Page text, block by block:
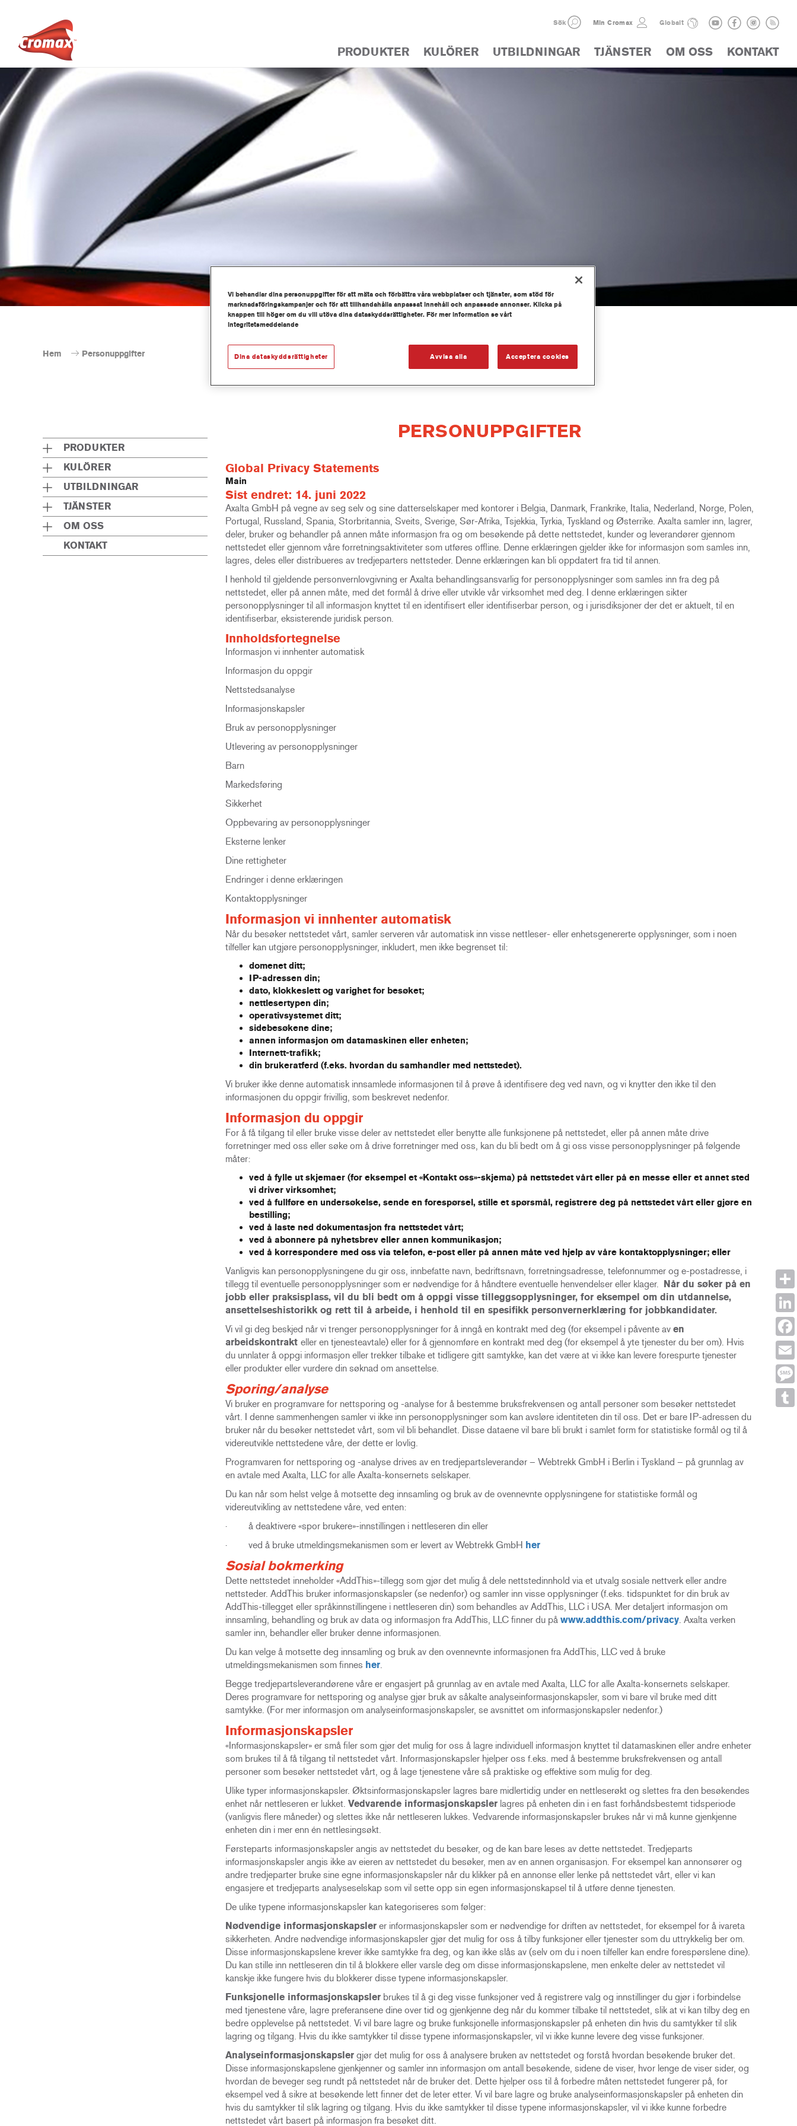
Sök Min Cromax Globalt
PRODUKTER KULÖRER UTBILDNINGAR TJÄNSTER OM OSS KONTAKT
Hem Personuppgifter
PRODUKTER
KULÖRER
UTBILDNINGAR
TJÄNSTER
OM OSS
KONTAKT
PERSONUPPGIFTER
Global Privacy Statements
Main
Sist endret: 14. juni 2022
Axalta GmbH på vegne av seg selv og sine datterselskaper med kontorer i Belgia, Danmark, Frankrike, Italia, Nederland, Norge, Polen,
Portugal, Russland, Spania, Storbritannia, Sveits, Sverige, Sør-Afrika, Tsjekkia, Tyrkia, Tyskland og Østerrike. Axalta samler inn, lagrer,
deler, bruker og behandler på annen måte informasjon fra og om besøkende på dette nettstedet, kunder og leverandører gjennom
nettstedet eller gjennom våre forretningsaktiviteter som utføres offline. Denne erklæringen gjelder ikke for informasjon som samles inn,
lagres, deles eller distribueres av tredjeparters nettsteder. Denne erklæringen kan bli oppdatert fra tid til annen.
I henhold til gjeldende personvernlovgivning er Axalta behandlingsansvarlig for personopplysninger som samles inn fra deg på
nettstedet, eller på annen måte, med det formål å drive eller utvikle vår virksomhet med deg. I denne erklæringen sikter
personopplysninger til all informasjon knyttet til en identifisert eller identifiserbar person, og i jurisdiksjoner der det er aktuelt, til en
identifiserbar, eksisterende juridisk person.
Innholdsfortegnelse
Informasjon vi innhenter automatisk
Informasjon du oppgir
Nettstedsanalyse
Informasjonskapsler
Bruk av personopplysninger
Utlevering av personopplysninger
Barn
Markedsføring
Sikkerhet
Oppbevaring av personopplysninger
Eksterne lenker
Dine rettigheter
Endringer i denne erklæringen
Kontaktopplysninger
Informasjon vi innhenter automatisk
Når du besøker nettstedet vårt, samler serveren vår automatisk inn visse nettleser- eller enhetsgenererte opplysninger, som i noen
tilfeller kan utgjøre personopplysninger, inkludert, men ikke begrenset til:
domenet ditt;
IP-adressen din;
dato, klokkeslett og varighet for besøket;
nettlesertypen din;
operativsystemet ditt;
sidebesøkene dine;
annen informasjon om datamaskinen eller enheten;
Internett-trafikk;
din brukeratferd (f.eks. hvordan du samhandler med nettstedet).
Vi bruker ikke denne automatisk innsamlede informasjonen til å prøve å identifisere deg ved navn, og vi knytter den ikke til den
informasjonen du oppgir frivillig, som beskrevet nedenfor.
Informasjon du oppgir
For å få tilgang til eller bruke visse deler av nettstedet eller benytte alle funksjonene på nettstedet, eller på annen måte drive
forretninger med oss eller søke om å drive forretninger med oss, kan du bli bedt om å gi oss visse personopplysninger på følgende
måter:
ved å fylle ut skjemaer (for eksempel et «Kontakt oss»-skjema) på nettstedet vårt eller på en messe eller et annet sted
vi driver virksomhet;
ved å fullføre en undersøkelse, sende en forespørsel, stille et spørsmål, registrere deg på nettstedet vårt eller gjøre en
bestilling;
ved å laste ned dokumentasjon fra nettstedet vårt;
ved å abonnere på nyhetsbrev eller annen kommunikasjon;
ved å korrespondere med oss via telefon, e-post eller på annen måte ved hjelp av våre kontaktopplysninger; eller
Vanligvis kan personopplysningene du gir oss, innbefatte navn, bedriftsnavn, forretningsadresse, telefonnummer og e-postadresse, i
tillegg til eventuelle personopplysninger som er nødvendige for å håndtere eventuelle henvendelser eller klager. Når du søker på en
jobb eller praksisplass, vil du bli bedt om å oppgi visse tilleggsopplysninger, for eksempel om din utdannelse,
ansettelseshistorikk og rett til å arbeide, i henhold til en spesifikk personvernerklæring for jobbkandidater.
Vi vil gi deg beskjed når vi trenger personopplysninger for å inngå en kontrakt med deg (for eksempel i påvente av en
arbeidskontrakt eller en tjenesteavtale) eller for å gjennomføre en kontrakt med deg (for eksempel å yte tjenester du ber om). Hvis
du unnlater å oppgi informasjon eller trekker tilbake et tidligere gitt samtykke, kan det være at vi ikke kan levere forespurte tjenester
eller produkter eller vurdere din søknad om ansettelse.
Sporing/analyse
Vi bruker en programvare for nettsporing og -analyse for å bestemme bruksfrekvensen og antall personer som besøker nettstedet
vårt. I denne sammenhengen samler vi ikke inn personopplysninger som kan avsløre identiteten din til oss. Det er bare IP-adressen du
bruker når du besøker nettstedet vårt, som vil bli behandlet. Disse dataene vil bare bli brukt i samlet form for statistiske formål og til å
videreutvikle nettstedene våre, der dette er lovlig.
Programvaren for nettsporing og -analyse drives av en tredjepartsleverandør – Webtrekk GmbH i Berlin i Tyskland – på grunnlag av
en avtale med Axalta, LLC for alle Axalta-konsernets selskaper.
Du kan når som helst velge å motsette deg innsamling og bruk av de ovennevnte opplysningene for statistiske formål og
videreutvikling av nettstedene våre, ved enten:
· å deaktivere «spor brukere»-innstillingen i nettleseren din eller
· ved å bruke utmeldingsmekanismen som er levert av Webtrekk GmbH her
Sosial bokmerking
Dette nettstedet inneholder «AddThis»-tillegg som gjør det mulig å dele nettstedinnhold via et utvalg sosiale nettverk eller andre
nettsteder. AddThis bruker informasjonskapsler (se nedenfor) og samler inn visse opplysninger (f.eks. tidspunktet for din bruk av
AddThis-tillegget eller språkinnstillingene i nettleseren din) som behandles av AddThis, LLC i USA. Mer detaljert informasjon om
innsamling, behandling og bruk av data og informasjon fra AddThis, LLC finner du på www.addthis.com/privacy. Axalta verken
samler inn, behandler eller bruker denne informasjonen.
Du kan velge å motsette deg innsamling og bruk av den ovennevnte informasjonen fra AddThis, LLC ved å bruke
utmeldingsmekanismen som finnes her.
Begge tredjepartsleverandørene våre er engasjert på grunnlag av en avtale med Axalta, LLC for alle Axalta-konsernets selskaper.
Deres programvare for nettsporing og analyse gjør bruk av såkalte analyseinformasjonskapsler, som vi bare vil bruke med ditt
samtykke. (For mer informasjon om analyseinformasjonskapsler, se avsnittet om informasjonskapsler nedenfor.)
Informasjonskapsler
«Informasjonskapsler» er små filer som gjør det mulig for oss å lagre individuell informasjon knyttet til datamaskinen eller andre enheter
som brukes til å få tilgang til nettstedet vårt. Informasjonskapsler hjelper oss f.eks. med å bestemme bruksfrekvensen og antall
personer som besøker nettstedet vårt, og å lage tjenestene våre så praktiske og effektive som mulig for deg.
Ulike typer informasjonskapsler. Øktsinformasjonskapsler lagres bare midlertidig under en nettleserøkt og slettes fra den besøkendes
enhet når nettleseren er lukket. Vedvarende informasjonskapslerlagres på enheten din i en fast forhåndsbestemt tidsperiode
(vanligvis flere måneder) og slettes ikke når nettleseren lukkes. Vedvarende informasjonskapsler brukes når vi må kunne gjenkjenne
enheten din i mer enn én nettlesingsøkt.
Førsteparts informasjonskapsler angis av nettstedet du besøker, og de kan bare leses av dette nettstedet. Tredjeparts
informasjonskapsler angis ikke av eieren av nettstedet du besøker, men av en annen organisasjon. For eksempel kan annonsører og
andre tredjeparter bruke sine egne informasjonskapsler når du klikker på en annonse eller lenke på nettstedet vårt, eller vi kan
engasjere et tredjeparts analyseselskap som vil sette opp sin egen informasjonskapsel til å utføre denne tjenesten.
De ulike typene informasjonskapsler kan kategoriseres som følger:
Nødvendige informasjonskapslerer informasjonskapsler som er nødvendige for driften av nettstedet, for eksempel for å ivareta
sikkerheten. Andre nødvendige informasjonskapsler gjør det mulig for oss å tilby funksjoner eller tjenester som du uttrykkelig ber om.
Disse informasjonskapslene krever ikke samtykke fra deg, og kan ikke slås av (selv om du i noen tilfeller kan endre forespørslene dine).
Du kan stille inn nettleseren din til å blokkere eller varsle deg om disse informasjonskapslene, men enkelte deler av nettstedet vil
kanskje ikke fungere hvis du blokkerer disse typene informasjonskapsler.
Funksjonelle informasjonskapslerbrukes til å gi deg visse funksjoner ved å registrere valg og innstillinger du gjør i forbindelse
med tjenestene våre, lagre preferansene dine over tid og gjenkjenne deg når du kommer tilbake til nettstedet, slik at vi kan tilby deg en
bedre opplevelse på nettstedet. Vi vil bare lagre og bruke funksjonelle informasjonskapsler på enheten din hvis du samtykker til slik
lagring og tilgang. Hvis du ikke samtykker til disse typene informasjonskapsler, vil vi ikke kunne levere deg visse funksjoner.
Analyseinformasjonskapslergjør det mulig for oss å analysere bruken av nettstedet og forstå hvordan besøkende bruker det.
Disse informasjonskapslene gjenkjenner og samler inn informasjon om antall besøkende, sidene de viser, hvor lenge de viser sider, og
hvordan de beveger seg rundt på nettstedet når de bruker det. Dette hjelper oss til å forbedre måten nettstedet fungerer på, for
eksempel ved å sikre at besøkende lett finner det de leter etter. Vi vil bare lagre og bruke analyseinformasjonskapsler på enheten din
hvis du samtykker til slik lagring og tilgang. Hvis du ikke samtykker til disse typene informasjonskapsler, vil vi ikke kunne forbedre
nettstedet vårt basert på informasjon fra besøket ditt.
Vi behandlar dina personuppgifter för att mäta och förbättra våra webbplatser och tjänster, som stöd för
marknadsföringskampanjer och för att tillhandahålla anpassat innehåll och anpassade annonser. Klicka på
knappen till höger om du vill utöva dina dataskyddsrättigheter. För mer information se vårt
integritetsmeddelande
Avvisa alla Acceptera cookies
Dina dataskyddsrättigheter